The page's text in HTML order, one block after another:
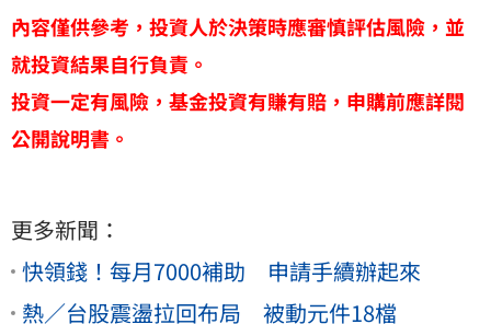
內容僅供參考，投資人於決策時應審慎評估風險，並
就投資結果自行負責。
投資一定有風險，基金投資有賺有賠，申購前應詳閱
公開說明書。
更多新聞：
快領錢！每月7000補助 申請手續辦起來
熱／台股震盪拉回布局 被動元件18檔